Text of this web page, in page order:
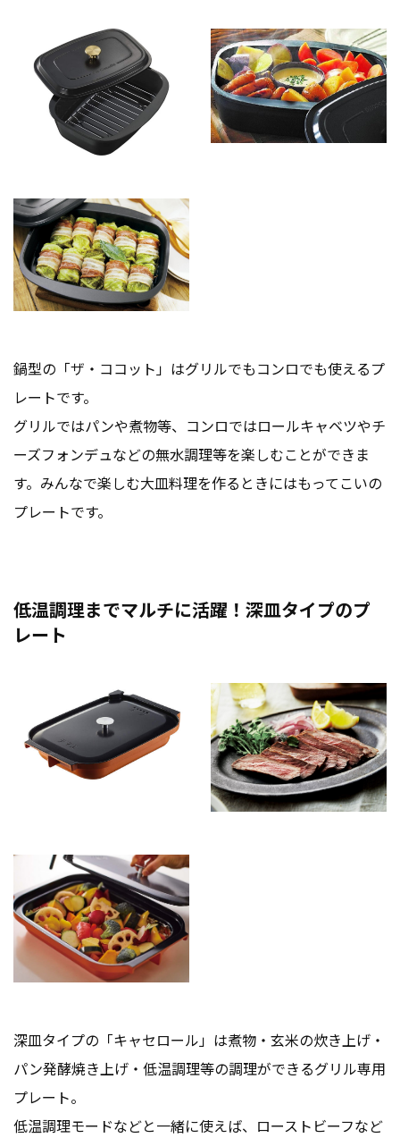
鍋型の「ザ・ココット」はグリルでもコンロでも使えるプ
レートです。
グリルではパンや煮物等、コンロではロールキャベツやチ
ーズフォンデュなどの無水調理等を楽しむことができま
す。みんなで楽しむ大皿料理を作るときにはもってこいの
プレートです。
低温調理までマルチに活躍！深皿タイプのプ
レート
深皿タイプの「キャセロール」は煮物・玄米の炊き上げ・
パン発酵焼き上げ・低温調理等の調理ができるグリル専用
プレート。
低温調理モードなどと一緒に使えば、ローストビーフなど